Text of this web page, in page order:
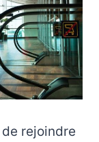
rejoindre